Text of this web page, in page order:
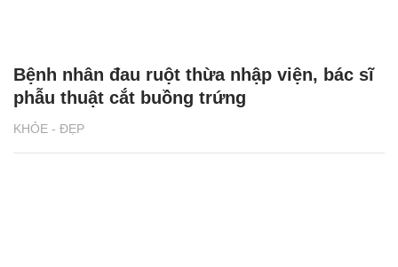
KHỎE - ĐẸP
Bệnh nhân đau ruột thừa nhập viện, bác sĩ
phẫu thuật cắt buồng trứng